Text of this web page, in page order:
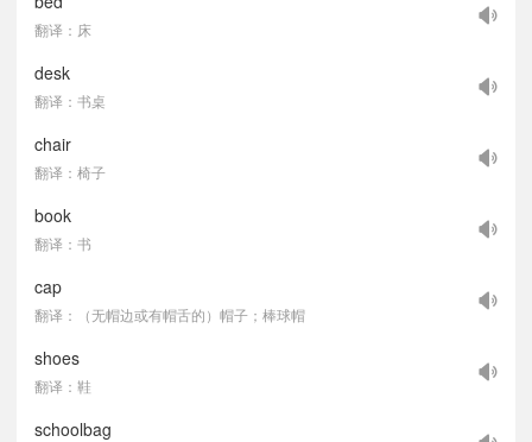
翻译：床
desk
翻译：书桌
chair
翻译：椅子
book
翻译：书
cap
翻译：（无帽边或有帽舌的）帽子；棒球帽
shoes
翻译：鞋
schoolbag